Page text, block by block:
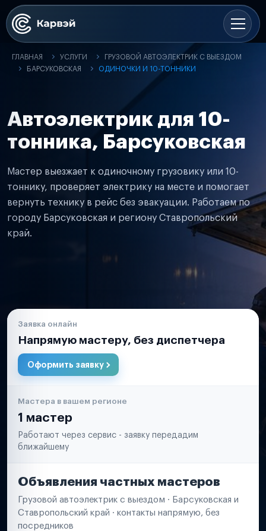
ГЛАВНАЯ УСЛУГИ
ГРУЗОВОЙ АВТОЭЛЕКТРИК С ВЫЕЗДОМ
БАРСУКОВСКАЯ
ОДИНОЧКИ И 10-ТОННИКИ
Автоэлектрик для 10-
тонника, Барсуковская
Мастер выезжает к одиночному грузовику или 10-
тоннику, проверяет электрику на месте и помогает
вернуть технику в рейс без эвакуации. Работаем по
городу Барсуковская и региону Ставропольский
край.
Заявка онлайн
Напрямую мастеру, без диспетчера
Оформить заявку
Мастера в вашем регионе
1 мастер
Работают через сервис - заявку передадим
ближайшему
Объявления частных мастеров
Грузовой автоэлектрик с выездом · Барсуковская и
Ставропольский край · контакты напрямую, без
посредников